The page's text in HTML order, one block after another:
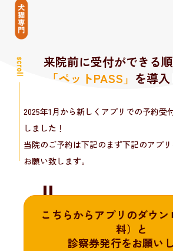
来院前に受付ができる
「ペットPASS」 を導
2025年1月から新しくアプリでの予約受
しました！
当院のご予約は下記のまず下記のアプ
お願い致します。
こちらからアプリのダウ
料）と
診察券発行をお願い